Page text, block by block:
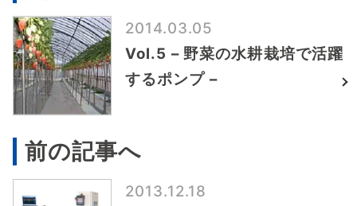
2014.03.05
Vol.5 – 野菜の水耕栽培で活躍
するポンプ –
前の記事へ
2013.12.18